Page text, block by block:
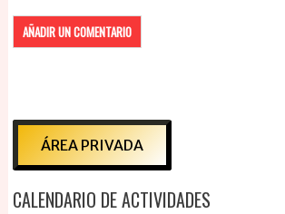
ÁREA PRIVADA
CALENDARIO DE ACTIVIDADES